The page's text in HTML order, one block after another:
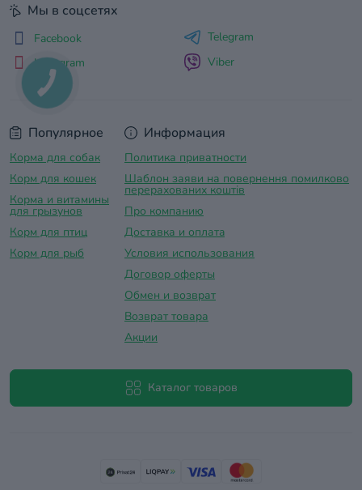
Популярное
Корма для собак
Корм для кошек
Корма и витамины
для грызунов
Корм для птиц
Корм для рыб
Информация
Политика приватности
Шаблон заяви на повернення помилково
перерахованих коштів
Про компанию
Доставка и оплатa
Условия использования
Договор оферты
Обмен и возврат
Возврат товара
Акции
Каталог товаров
Мы в соцсетях
Facebook
Instagram
Telegram
Viber